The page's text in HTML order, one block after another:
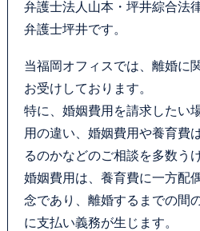
弁護士法人山本・坪井綜合法
弁護士坪井です。
当福岡オフィスでは、離婚に
お受けしております。
特に、婚姻費用を請求したい
用の違い、婚姻費用や養育費
るのかなどのご相談を多数う
婚姻費用は、養育費に一方配
念であり、離婚するまでの間
に支払い義務が生じます。